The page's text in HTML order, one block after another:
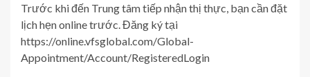
Trước khi đến Trung tâm tiếp nhận thị thực, bạn cần đặt
lịch hẹn online trước. Đăng ký tại
https://online.vfsglobal.com/Global-
Appointment/Account/RegisteredLogin